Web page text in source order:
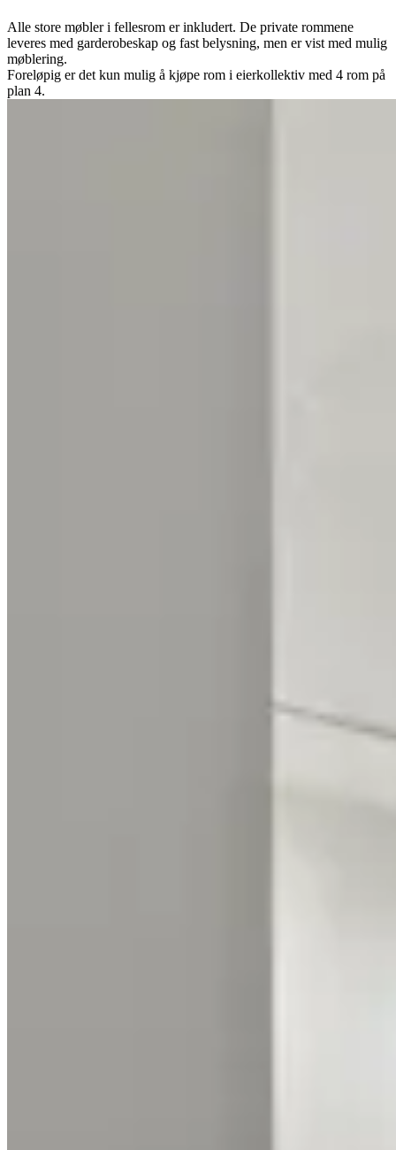
Alle store møbler i fellesrom er inkludert. De private rommene
leveres med garderobeskap og fast belysning, men er vist med mulig
møblering.
Foreløpig er det kun mulig å kjøpe rom i eierkollektiv med 4 rom på
plan 4.